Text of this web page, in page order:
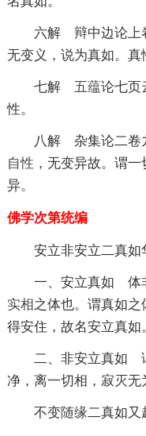
六解 辩中边论上卷
无变义，说为真如。真
七解 五蕴论七页
性。
八解 杂集论二卷九
自性 ，无变异故。谓
异。
佛学次第统编
安立非安立二真如
一、安立真如 体非
实相之体也。谓真如之
得安住，故名安立真如
二、非安立真如 谓
净，离一切相，寂灭无
不变随缘二真如又